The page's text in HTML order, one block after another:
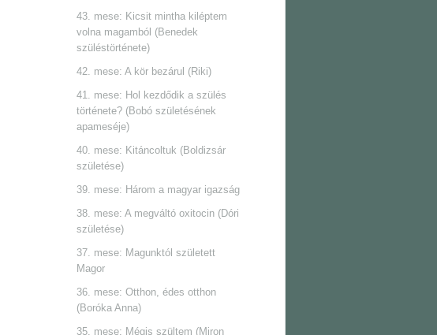
43. mese: Kicsit mintha kiléptem
volna magamból (Benedek
szüléstörténete)
42. mese: A kör bezárul (Riki)
41. mese: Hol kezdődik a szülés
története? (Bobó születésének
apameséje)
40. mese: Kitáncoltuk (Boldizsár
születése)
39. mese: Három a magyar igazság
38. mese: A megváltó oxitocin (Dóri
születése)
37. mese: Magunktól született
Magor
36. mese: Otthon, édes otthon
(Boróka Anna)
35. mese: Mégis szültem (Miron